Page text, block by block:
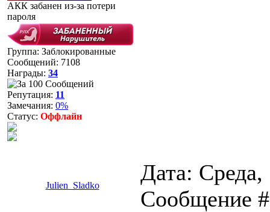
АКК забанен из-за потери
пароля
Группа: Заблокированные
Сообщений: 7108
Награды: 34
Репутация: 11
Замечания: 0%
Статус: Оффлайн
Julien_Sladko
Дата:
Сообщение